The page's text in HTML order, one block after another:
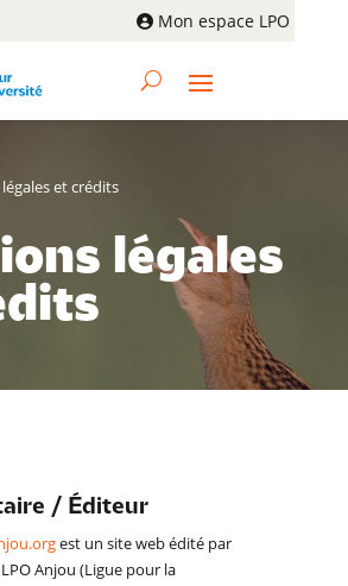
Mon espace LPO
et crédits
légales
/ Éditeur
est un site web édité par
Anjou (Ligue pour la